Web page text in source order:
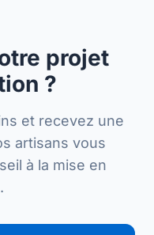
projet
?
et recevez une
artisans vous
à la mise en